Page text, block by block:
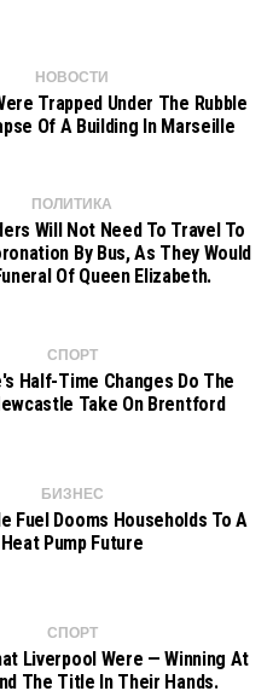
НОВОСТИ
Trapped Under The Rubble
Of A Building In Marseille
ПОЛИТИКА
Will Not Need To Travel To
By Bus, As They Would
Of Queen Elizabeth.
СПОРТ
Half-Time Changes Do The
Take On Brentford
БИЗНЕС
Fuel Dooms Households To A
Heat Pump Future
СПОРТ
Liverpool Were — Winning At
The Title In Their Hands.